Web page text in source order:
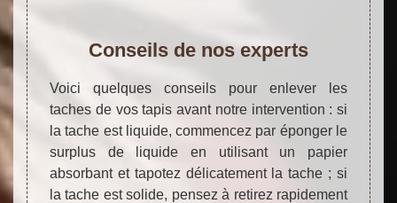
Conseils de nos experts
Voici quelques conseils pour enlever les
taches de vos tapis avant notre intervention : si
la tache est liquide, commencez par éponger le
surplus de liquide en utilisant un papier
absorbant et tapotez délicatement la tache ; si
la tache est solide, pensez à retirez rapidement